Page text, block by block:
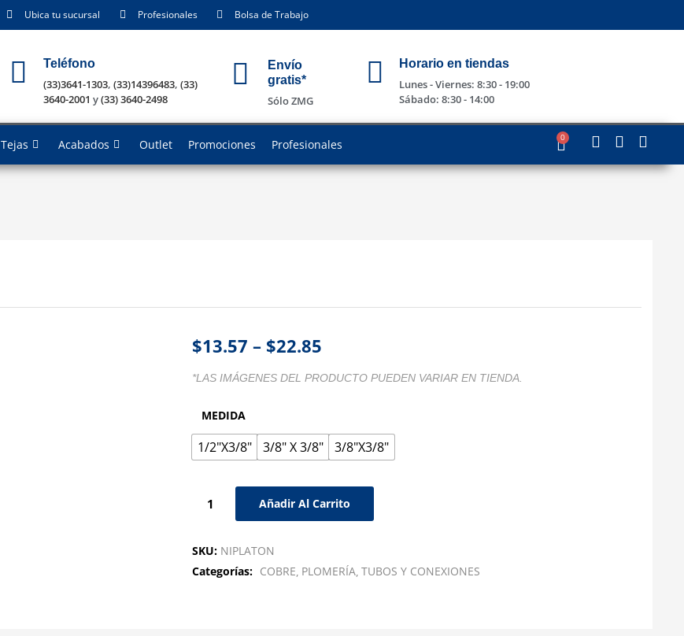
Ubica tu sucursal Profesionales Bolsa de Trabajo
Teléfono
(33)3641-1303, (33)14396483, (33)
3640-2001 y(33) 3640-2498
Envío
gratis*
Sólo ZMG
Horario en tiendas
Lunes - Viernes: 8:30 - 19:00
Sábado: 8:30 - 14:00
Tejas Acabados Outlet Promociones Profesionales 0
$13.57 – $22.85
*LAS IMÁGENES DEL PRODUCTO PUEDEN VARIAR EN TIENDA.
MEDIDA
1/2"X3/8" 3/8" X 3/8" 3/8"X3/8"
Añadir Al Carrito
SKU: NIPLATON
Categorías: COBRE PLOMERÍA TUBOS Y CONEXIONES